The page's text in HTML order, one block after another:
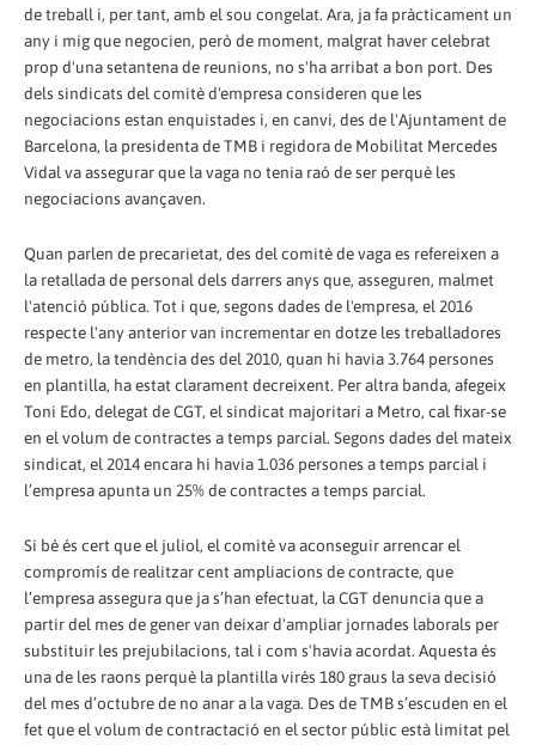
de treball i, per tant, amb el sou congelat. Ara, ja fa pràcticament un
any i mig que negocien, però de moment, malgrat haver celebrat
prop d'una setantena de reunions, no s'ha arribat a bon port. Des
dels sindicats del comitè d'empresa consideren que les
negociacions estan enquistades i, en canvi, des de l'Ajuntament de
Barcelona, la presidenta de TMB i regidora de Mobilitat Mercedes
Vidal va assegurar que la vaga no tenia raó de ser perquè les
negociacions avançaven.
Quan parlen de precarietat, des del comitè de vaga es refereixen a
la retallada de personal dels darrers anys que, asseguren, malmet
l'atenció pública. Tot i que, segons dades de l'empresa, el 2016
respecte l'any anterior van incrementar en dotze les treballadores
de metro, la tendència des del 2010, quan hi havia 3.764 persones
en plantilla, ha estat clarament decreixent. Per altra banda, afegeix
Toni Edo, delegat de CGT, el sindicat majoritari a Metro, cal fixar-se
en el volum de contractes a temps parcial. Segons dades del mateix
sindicat, el 2014 encara hi havia 1.036 persones a temps parcial i
l’empresa apunta un 25% de contractes a temps parcial.
Si bé és cert que el juliol, el comitè va aconseguir arrencar el
compromís de realitzar cent ampliacions de contracte, que
l’empresa assegura que ja s’han efectuat, la CGT denuncia que a
partir del mes de gener van deixar d'ampliar jornades laborals per
substituir les prejubilacions, tal i com s'havia acordat. Aquesta és
una de les raons perquè la plantilla virés 180 graus la seva decisió
del mes d’octubre de no anar a la vaga. Des de TMB s’escuden en el
fet que el volum de contractació en el sector públic està limitat pel